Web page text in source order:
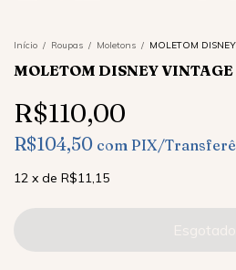
Início / Roupas / Moletons / MOLETOM
MOLETOM DISNEY VINTAGE
R$110,00
R$104,50 com PIX/
12 x de R$11,15